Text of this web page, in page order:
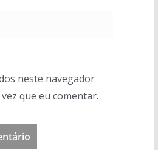
neste navegador
que eu comentar.